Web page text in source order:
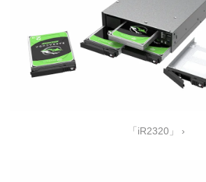
「iR2320」 ›